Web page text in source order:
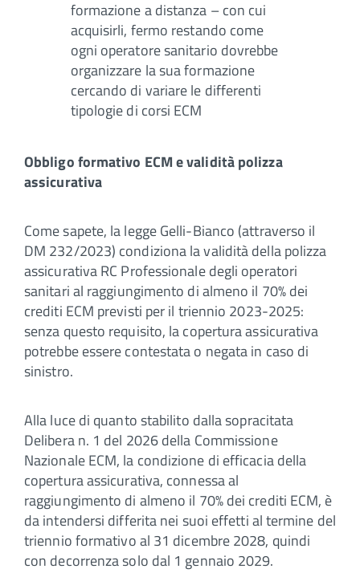
formazione a distanza – con cui
acquisirli, fermo restando come
ogni operatore sanitario dovrebbe
organizzare la sua formazione
cercando di variare le differenti
tipologie di corsi ECM
Obbligo formativo ECM e validità polizza
assicurativa
Come sapete, la legge Gelli-Bianco (attraverso il
DM 232/2023) condiziona la validità della polizza
assicurativa RC Professionale degli operatori
sanitari al raggiungimento di almeno il 70% dei
crediti ECM previsti per il triennio 2023-2025:
senza questo requisito, la copertura assicurativa
potrebbe essere contestata o negata in caso di
sinistro.
Alla luce di quanto stabilito dalla sopracitata
Delibera n. 1 del 2026 della Commissione
Nazionale ECM, la condizione di efficacia della
copertura assicurativa, connessa al
raggiungimento di almeno il 70% dei crediti ECM, è
da intendersi differita nei suoi effetti al termine del
triennio formativo al 31 dicembre 2028, quindi
con decorrenza solo dal 1 gennaio 2029.